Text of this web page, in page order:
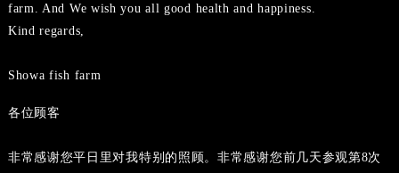
farm. And We wish you all good health and happiness.
Kind regards,
Showa fish farm
各位顾客
非常感谢您平日里对我特别的照顾。非常感谢您前几天参观第8次